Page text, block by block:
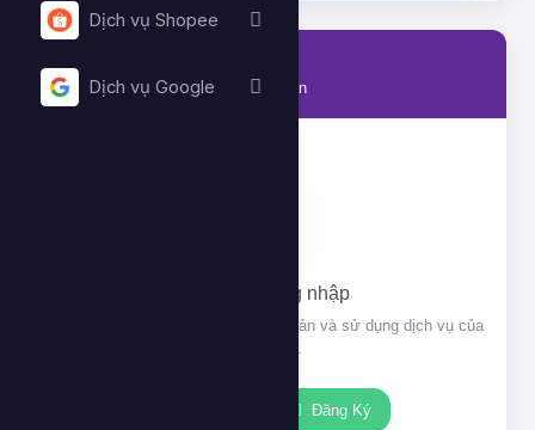
Dịch vụ Shopee
Dịch vụ Google
Thông tin tài khoản của bạn
Vui lòng đăng nhập
Đăng nhập để xem thông tin tài khoản và sử dụng dịch vụ của
chúng tôi.
Đăng Ký